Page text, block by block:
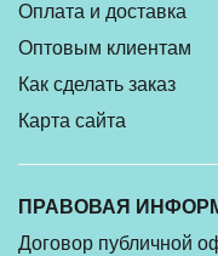
Оплата и доставка
Оптовым клиентам
Как сделать заказ
Карта сайта
ПРАВОВАЯ
Договор публичной